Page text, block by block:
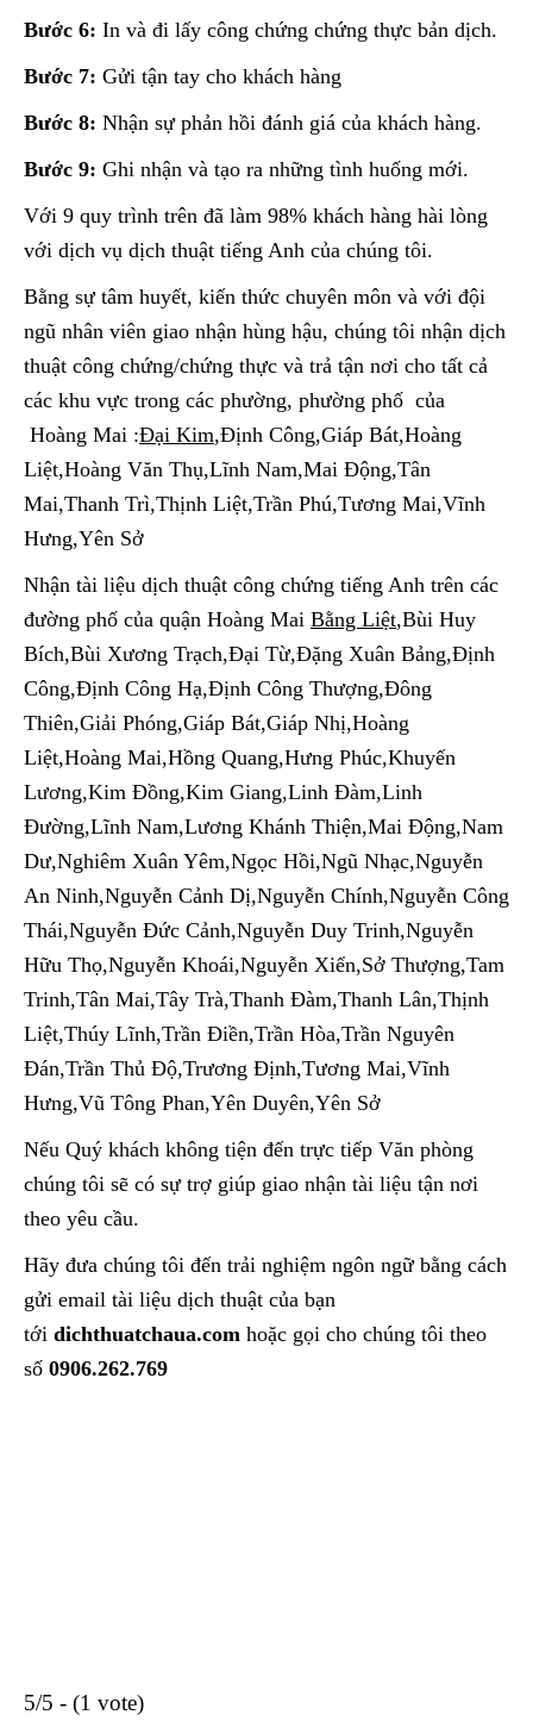
Bước 6: In và đi lấy công chứng chứng thực bản dịch.
Bước 7: Gửi tận tay cho khách hàng
Bước 8: Nhận sự phản hồi đánh giá của khách hàng.
Bước 9: Ghi nhận và tạo ra những tình huống mới.
Với 9 quy trình trên đã làm 98% khách hàng hài lòng
với dịch vụ dịch thuật tiếng Anh của chúng tôi.
Bằng sự tâm huyết, kiến thức chuyên môn và với đội
ngũ nhân viên giao nhận hùng hậu, chúng tôi nhận dịch
thuật công chứng/chứng thực và trả tận nơi cho tất cả
các khu vực trong các phường, phường phố của
Hoàng Mai :Đại Kim,Định Công,Giáp Bát,Hoàng
Liệt,Hoàng Văn Thụ,Lĩnh Nam,Mai Động,Tân
Mai,Thanh Trì,Thịnh Liệt,Trần Phú,Tương Mai,Vĩnh
Hưng,Yên Sở
Nhận tài liệu dịch thuật công chứng tiếng Anh trên các
đường phố của quận Hoàng Mai Bằng Liệt,Bùi Huy
Bích,Bùi Xương Trạch,Đại Từ,Đặng Xuân Bảng,Định
Công,Định Công Hạ,Định Công Thượng,Đông
Thiên,Giải Phóng,Giáp Bát,Giáp Nhị,Hoàng
Liệt,Hoàng Mai,Hồng Quang,Hưng Phúc,Khuyến
Lương,Kim Đồng,Kim Giang,Linh Đàm,Linh
Đường,Lĩnh Nam,Lương Khánh Thiện,Mai Động,Nam
Dư,Nghiêm Xuân Yêm,Ngọc Hồi,Ngũ Nhạc,Nguyễn
An Ninh,Nguyễn Cảnh Dị,Nguyễn Chính,Nguyễn Công
Thái,Nguyễn Đức Cảnh,Nguyễn Duy Trinh,Nguyễn
Hữu Thọ,Nguyễn Khoái,Nguyễn Xiển,Sở Thượng,Tam
Trinh,Tân Mai,Tây Trà,Thanh Đàm,Thanh Lân,Thịnh
Liệt,Thúy Lĩnh,Trần Điền,Trần Hòa,Trần Nguyên
Đán,Trần Thủ Độ,Trương Định,Tương Mai,Vĩnh
Hưng,Vũ Tông Phan,Yên Duyên,Yên Sở
Nếu Quý khách không tiện đến trực tiếp Văn phòng
chúng tôi sẽ có sự trợ giúp giao nhận tài liệu tận nơi
theo yêu cầu.
Hãy đưa chúng tôi đến trải nghiệm ngôn ngữ bằng cách
gửi email tài liệu dịch thuật của bạn
tới dichthuatchaua.com hoặc gọi cho chúng tôi theo
số 0906.262.769
5/5 - (1 vote)